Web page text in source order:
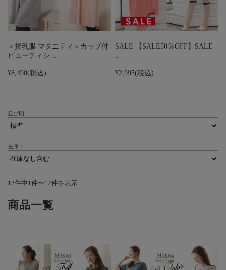
＜授乳服 マタニティ＞カップ付
ビューティシ…
¥8,490(税込)
SALE 【SALE50％OFF】SALE
¥2,995(税込)
並び順：
在庫：
12件中1件〜12件を表示
商品一覧